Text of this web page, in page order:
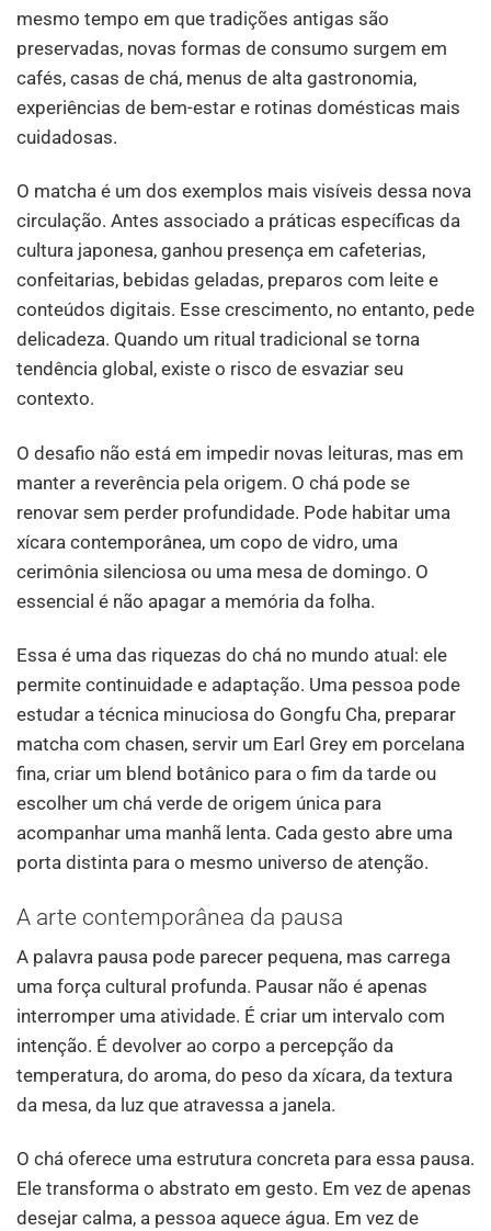
mesmo tempo em que tradições antigas são
preservadas, novas formas de consumo surgem em
cafés, casas de chá, menus de alta gastronomia,
experiências de bem-estar e rotinas domésticas mais
cuidadosas.
O matcha é um dos exemplos mais visíveis dessa nova
circulação. Antes associado a práticas específicas da
cultura japonesa, ganhou presença em cafeterias,
confeitarias, bebidas geladas, preparos com leite e
conteúdos digitais. Esse crescimento, no entanto, pede
delicadeza. Quando um ritual tradicional se torna
tendência global, existe o risco de esvaziar seu
contexto.
O desafio não está em impedir novas leituras, mas em
manter a reverência pela origem. O chá pode se
renovar sem perder profundidade. Pode habitar uma
xícara contemporânea, um copo de vidro, uma
cerimônia silenciosa ou uma mesa de domingo. O
essencial é não apagar a memória da folha.
Essa é uma das riquezas do chá no mundo atual: ele
permite continuidade e adaptação. Uma pessoa pode
estudar a técnica minuciosa do Gongfu Cha, preparar
matcha com chasen, servir um Earl Grey em porcelana
fina, criar um blend botânico para o fim da tarde ou
escolher um chá verde de origem única para
acompanhar uma manhã lenta. Cada gesto abre uma
porta distinta para o mesmo universo de atenção.
A arte contemporânea da pausa
A palavra pausa pode parecer pequena, mas carrega
uma força cultural profunda. Pausar não é apenas
interromper uma atividade. É criar um intervalo com
intenção. É devolver ao corpo a percepção da
temperatura, do aroma, do peso da xícara, da textura
da mesa, da luz que atravessa a janela.
O chá oferece uma estrutura concreta para essa pausa.
Ele transforma o abstrato em gesto. Em vez de apenas
desejar calma, a pessoa aquece água. Em vez de